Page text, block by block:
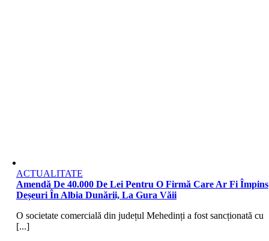
ACTUALITATE
Amendă De 40.000 De Lei Pentru O Firmă Care Ar Fi Împins
Deșeuri În Albia Dunării, La Gura Văii
O societate comercială din județul Mehedinți a fost sancționată cu
[...]